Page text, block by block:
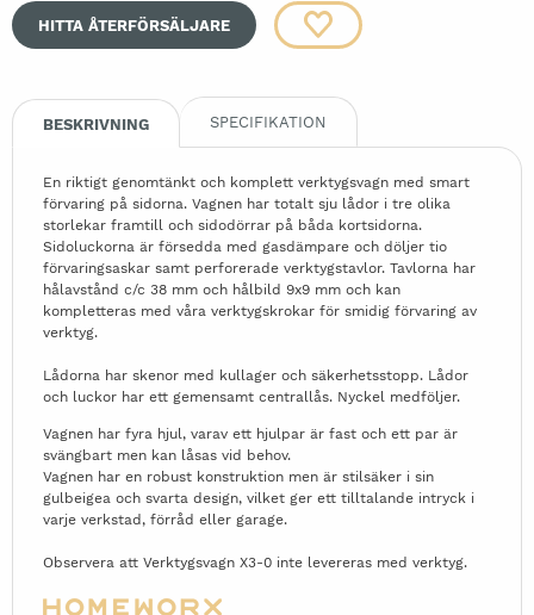
HITTA ÅTERFÖRSÄLJARE
BESKRIVNING SPECIFIKATION
En riktigt genomtänkt och komplett verktygsvagn med smart
förvaring på sidorna. Vagnen har totalt sju lådor i tre olika
storlekar framtill och sidodörrar på båda kortsidorna.
Sidoluckorna är försedda med gasdämpare och döljer tio
förvaringsaskar samt perforerade verktygstavlor. Tavlorna har
hålavstånd c/c 38 mm och hålbild 9x9 mm och kan
kompletteras med våra verktygskrokar för smidig förvaring av
verktyg.
Lådorna har skenor med kullager och säkerhetsstopp. Lådor
och luckor har ett gemensamt centrallås. Nyckel medföljer.
Vagnen har fyra hjul, varav ett hjulpar är fast och ett par är
svängbart men kan låsas vid behov.
Vagnen har en robust konstruktion men är stilsäker i sin
gulbeigea och svarta design, vilket ger ett tilltalande intryck i
varje verkstad, förråd eller garage.
Observera att Verktygsvagn X3-0 inte levereras med verktyg.